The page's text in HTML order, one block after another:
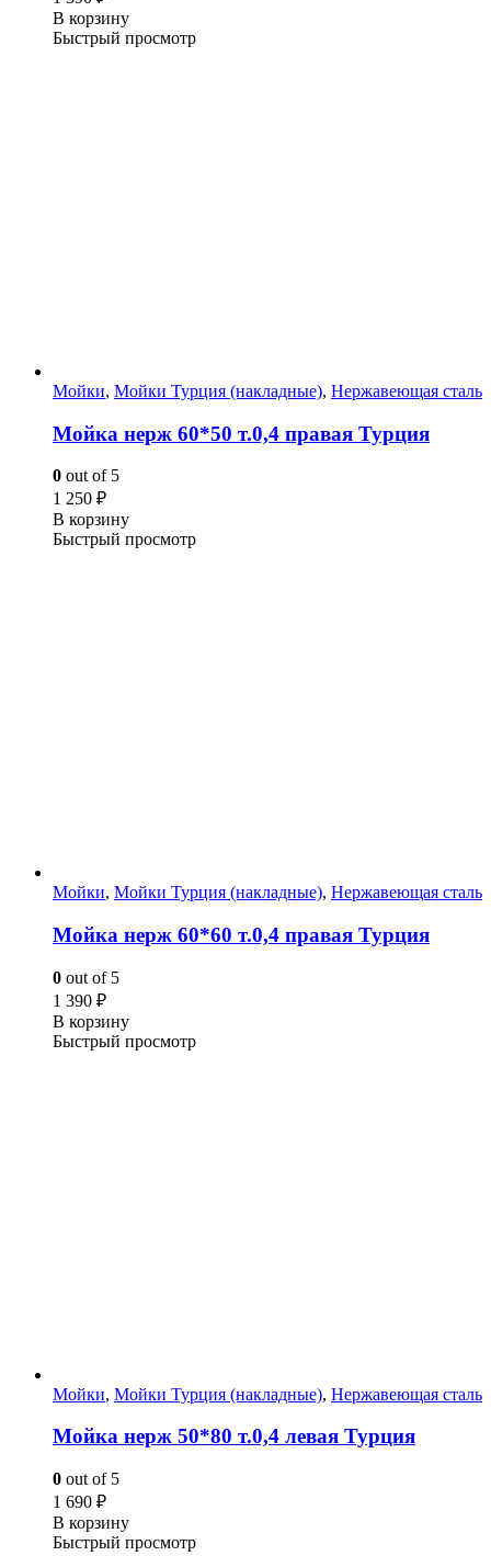
В корзину
Быстрый просмотр
Мойки, Мойки Турция (накладные), Нержавеющая сталь
Мойка нерж 60*50 т.0,4 правая Турция
0 out of 5
1 250 ₽
В корзину
Быстрый просмотр
Мойки, Мойки Турция (накладные), Нержавеющая сталь
Мойка нерж 60*60 т.0,4 правая Турция
0 out of 5
1 390 ₽
В корзину
Быстрый просмотр
Мойки, Мойки Турция (накладные), Нержавеющая сталь
Мойка нерж 50*80 т.0,4 левая Турция
0 out of 5
1 690 ₽
В корзину
Быстрый просмотр